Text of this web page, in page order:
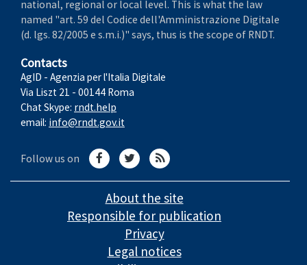
national, regional or local level. This is what the law
named "art. 59 del Codice dell'Amministrazione Digitale
(d. lgs. 82/2005 e s.m.i.)" says, thus is the scope of RNDT.
Contacts
AgID - Agenzia per l'Italia Digitale
Via Liszt 21 - 00144 Roma
Chat Skype: rndt.help
email: info@rndt.gov.it
Follow us on
About the site
Responsible for publication
Privacy
Legal notices